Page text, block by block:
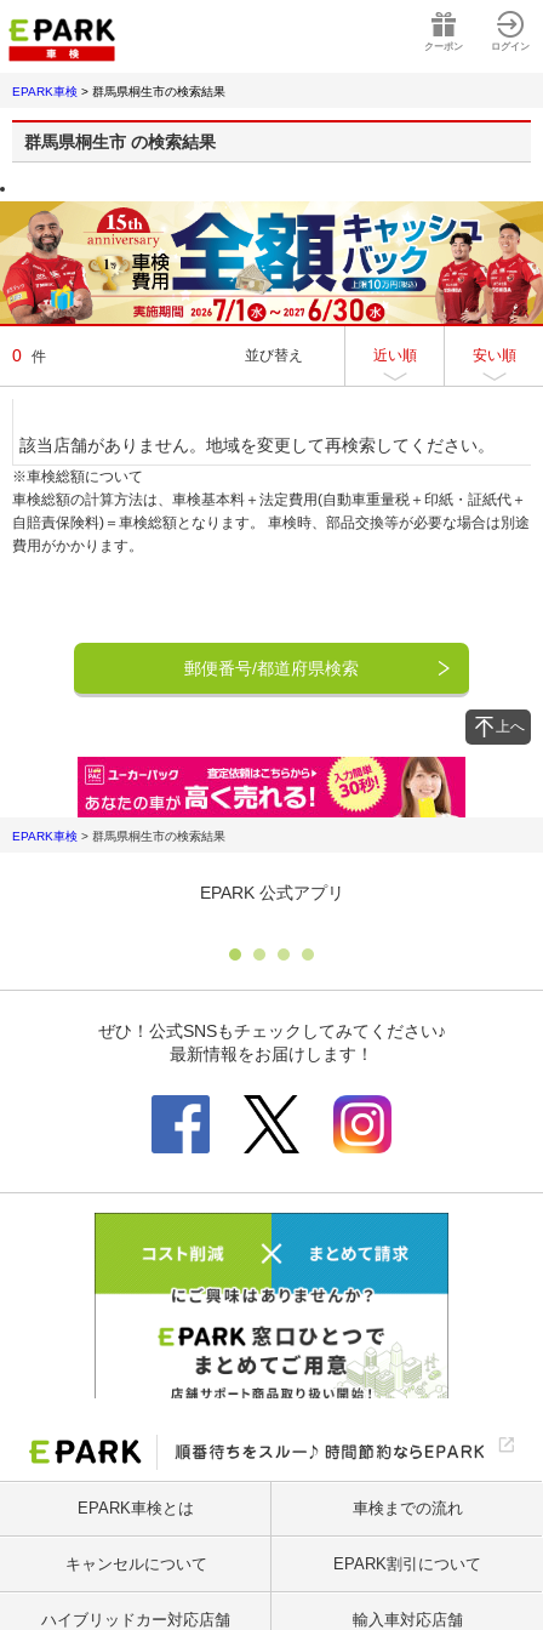
クーポン ログイン
EPARK車検 > 群馬県桐生市の検索結果
群馬県桐生市 の検索結果
0 件 並び替え 近い順 安い順
該当店舗がありません。地域を変更して再検索してください。
※車検総額について
車検総額の計算方法は、車検基本料＋法定費用(自動車重量税＋印紙・証紙代＋
自賠責保険料)＝車検総額となります。 車検時、部品交換等が必要な場合は別途
費用がかかります。
郵便番号/都道府県検索
上へ
EPARK車検 > 群馬県桐生市の検索結果
EPARK車検とは 車検までの流れ
キャンセルについて EPARK割引について
ハイブリッドカー対応店舗 輸入車対応店舗